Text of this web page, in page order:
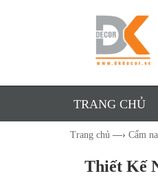
TRANG CHỦ
Trang chủ —› Cẩm
Thiết Kế